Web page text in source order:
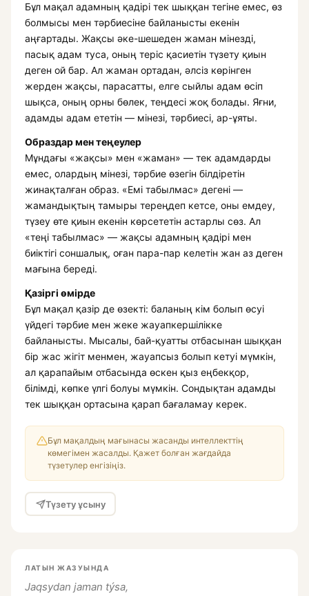
Бұл мақал адамның қадірі тек шыққан тегіне емес, өз
болмысы мен тәрбиесіне байланысты екенін
аңғартады. Жақсы әке-шешеден жаман мінезді,
пасық адам туса, оның теріс қасиетін түзету қиын
деген ой бар. Ал жаман ортадан, әлсіз көрінген
жерден жақсы, парасатты, елге сыйлы адам өсіп
шықса, оның орны бөлек, теңдесі жоқ болады. Яғни,
адамды адам ететін — мінезі, тәрбиесі, ар-ұяты.
Образдар мен теңеулер
Мұндағы «жақсы» мен «жаман» — тек адамдарды
емес, олардың мінезі, тәрбие өзегін білдіретін
жинақталған образ. «Емі табылмас» дегені —
жамандықтың тамыры тереңдеп кетсе, оны емдеу,
түзеу өте қиын екенін көрсететін астарлы сөз. Ал
«теңі табылмас» — жақсы адамның қадірі мен
биіктігі соншалық, оған пара-пар келетін жан аз деген
мағына береді.
Қазіргі өмірде
Бұл мақал қазір де өзекті: баланың кім болып өсуі
үйдегі тәрбие мен жеке жауапкершілікке
байланысты. Мысалы, бай-қуатты отбасынан шыққан
бір жас жігіт менмен, жауапсыз болып кетуі мүмкін,
ал қарапайым отбасында өскен қыз еңбекқор,
білімді, көпке үлгі болуы мүмкін. Сондықтан адамды
тек шыққан ортасына қарап бағаламау керек.
Бұл мақалдың мағынасы жасанды интеллекттің
көмегімен жасалды. Қажет болған жағдайда
түзетулер енгізіңіз.
Түзету ұсыну
ЛАТЫН ЖАЗУЫНДА
Jaqsydan jaman týsa,